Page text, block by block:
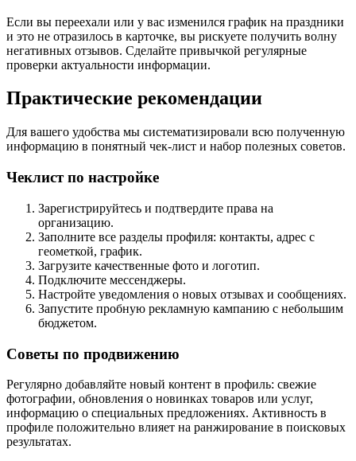
Если вы переехали или у вас изменился график на праздники
и это не отразилось в карточке, вы рискуете получить волну
негативных отзывов. Сделайте привычкой регулярные
проверки актуальности информации.
Практические рекомендации
Для вашего удобства мы систематизировали всю полученную
информацию в понятный чек-лист и набор полезных советов.
Чеклист по настройке
Зарегистрируйтесь и подтвердите права на
организацию.
Заполните все разделы профиля: контакты, адрес с
геометкой, график.
Загрузите качественные фото и логотип.
Подключите мессенджеры.
Настройте уведомления о новых отзывах и сообщениях.
Запустите пробную рекламную кампанию с небольшим
бюджетом.
Советы по продвижению
Регулярно добавляйте новый контент в профиль: свежие
фотографии, обновления о новинках товаров или услуг,
информацию о специальных предложениях. Активность в
профиле положительно влияет на ранжирование в поисковых
результатах.